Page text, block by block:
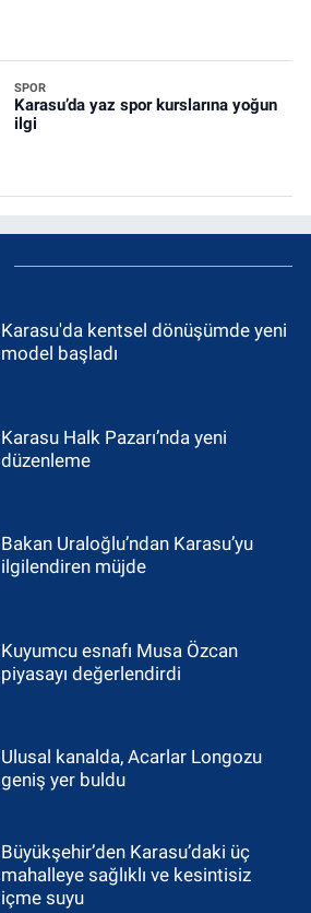
SPOR
Karasu’da yaz spor kurslarına yoğun
ilgi
Karasu'da kentsel dönüşümde yeni
model başladı
Karasu Halk Pazarı’nda yeni
düzenleme
Bakan Uraloğlu’ndan Karasu’yu
ilgilendiren müjde
Kuyumcu esnafı Musa Özcan
piyasayı değerlendirdi
Ulusal kanalda, Acarlar Longozu
geniş yer buldu
Büyükşehir’den Karasu’daki üç
mahalleye sağlıklı ve kesintisiz
içme suyu